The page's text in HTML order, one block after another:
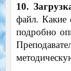
10.
файл. Какие
подробно